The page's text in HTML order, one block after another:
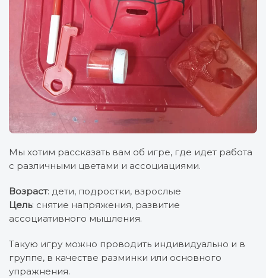
Мы хотим рассказать вам об игре, где идет работа
с различными цветами и ассоциациями.
Возраст: дети, подростки, взрослые
Цель: снятие напряжения, развитие
ассоциативного мышления.
Такую игру можно проводить индивидуально и в
группе, в качестве разминки или основного
упражнения.